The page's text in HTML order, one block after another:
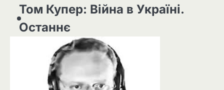
Том Купер: Війна в Україні.
Останнє